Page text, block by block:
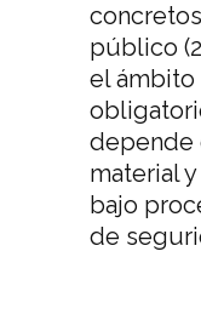
público
el ámbito
depende
material
bajo
de